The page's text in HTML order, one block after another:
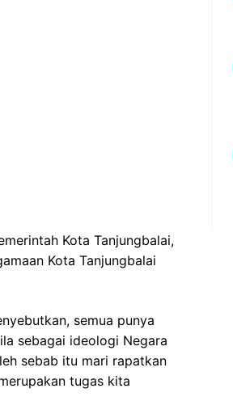
Kota Tanjungbalai,
Kota Tanjungbalai
semua punya
sebagai ideologi Negara
sebab itu mari rapatkan
tugas kita